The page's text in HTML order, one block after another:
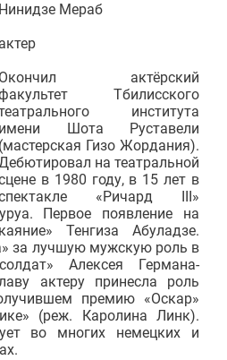
Нинидзе Мераб
актер
Окончил актёрский
Тбилисского
института
имени Шота Руставели
(мастерская Гизо Жордания).
на театральной
в 1980 году, в 15 лет в
«Ричард III»
Первое появление на
Тенгиза Абуладзе.
за лучшую мужскую роль в
Алексея Германа-
актеру принесла роль
премию «Оскар»
(реж. Каролина Линк).
во многих немецких и